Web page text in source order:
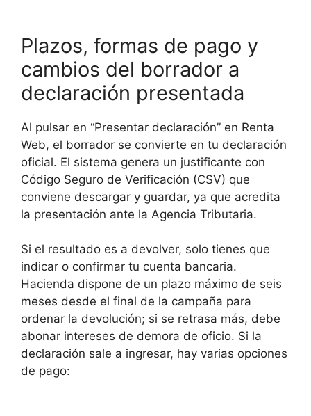
Plazos, formas de pago y
cambios del borrador a
declaración presentada
Al pulsar en “Presentar declaración” en Renta
Web, el borrador se convierte en tu declaración
oficial. El sistema genera un justificante con
Código Seguro de Verificación (CSV) que
conviene descargar y guardar, ya que acredita
la presentación ante la Agencia Tributaria.
Si el resultado es a devolver, solo tienes que
indicar o confirmar tu cuenta bancaria.
Hacienda dispone de un plazo máximo de seis
meses desde el final de la campaña para
ordenar la devolución; si se retrasa más, debe
abonar intereses de demora de oficio. Si la
declaración sale a ingresar, hay varias opciones
de pago: